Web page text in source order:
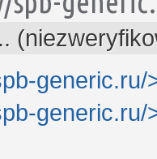
generic.ru/
generic.ru/